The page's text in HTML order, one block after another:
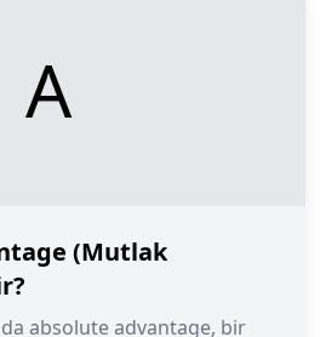
A
(Mutlak
absolute advantage, bir